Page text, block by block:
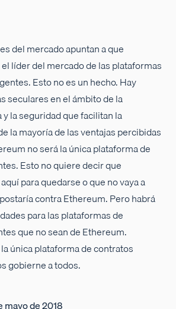
del mercado apuntan a que
líder del mercado de las plataformas
Esto no es un hecho. Hay
seculares en el ámbito de la
la seguridad que facilitan la
la mayoría de las ventajas percibidas
no será la única plataforma de
Esto no quiere decir que
para quedarse o que no vaya a
contra Ethereum. Pero habrá
para las plataformas de
que no sean de Ethereum.
única plataforma de contratos
gobierne a todos.
mayo de 2018